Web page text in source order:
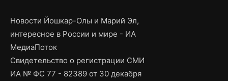
Новости Йошкар-Олы и Марий Эл,
интересное в России и мире - ИА
МедиаПоток
Свидетельство о регистрации СМИ
ИА № ФС 77 - 82389 от 30 декабря